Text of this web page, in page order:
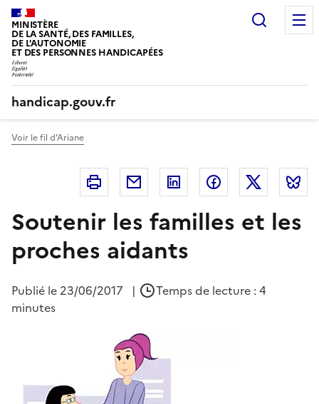
Panneau de gestion des cookies
MINISTÈRE
DE LA SANTÉ, DES FAMILLES,
DE L'AUTONOMIE
ET DES PERSONNES HANDICAPÉES
handicap.gouv.fr
Voir le fil d'Ariane
Imprimer Courriel Linkedin FacebookTwitter
Soutenir les familles et les
proches aidants
Publié le 23/06/2017 |
Temps de lecture : 4
minutes